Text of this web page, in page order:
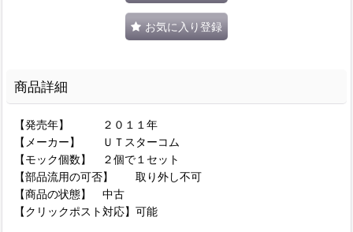
お気に入り登録
商品詳細
【発売年】 ２０１１年
【メーカー】 ＵＴスターコム
【モック個数】 ２個で１セット
【部品流用の可否】 取り外し不可
【商品の状態】 中古
【クリックポスト対応】可能